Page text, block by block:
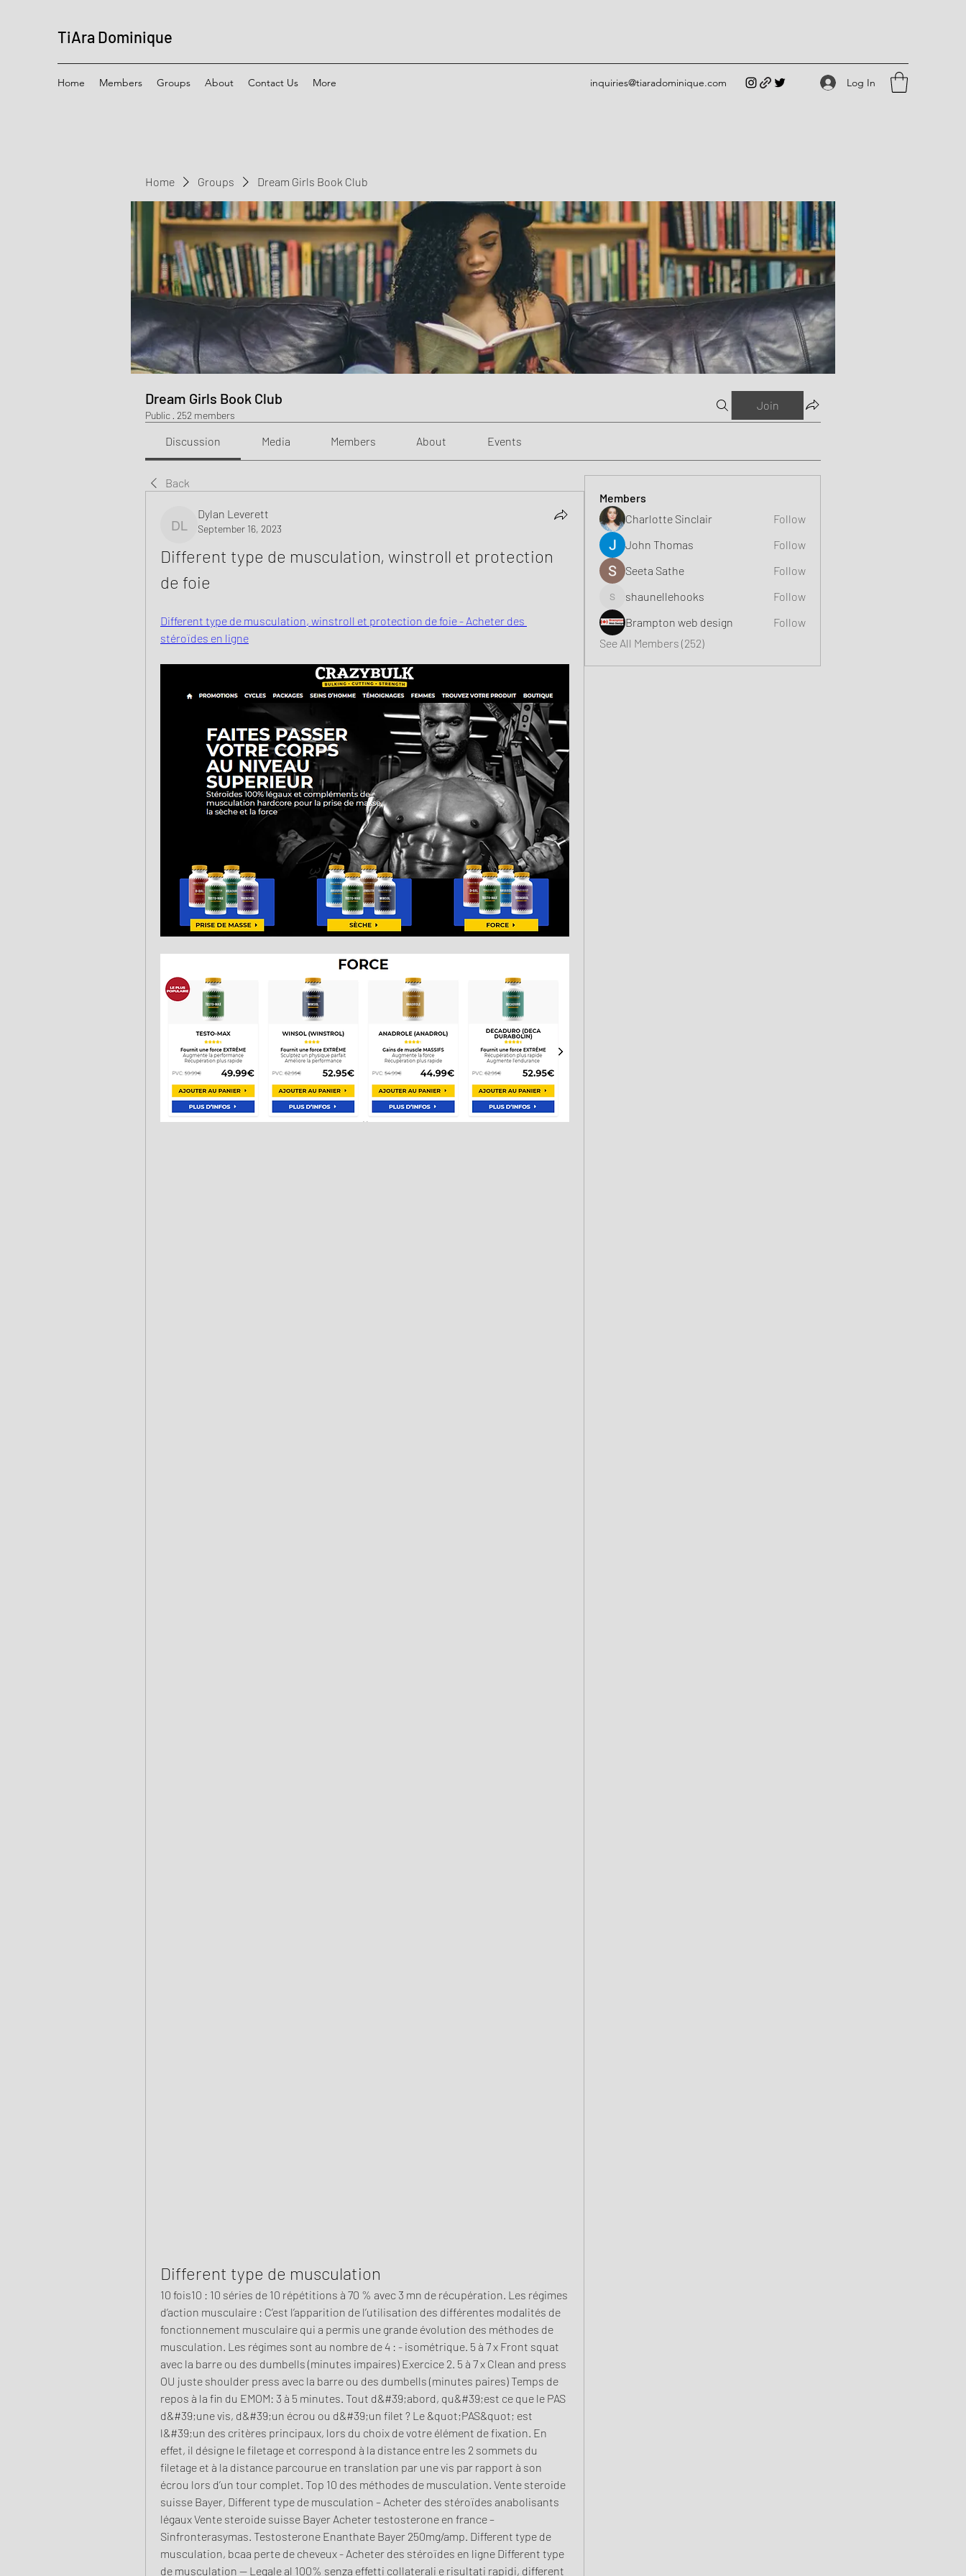
TiAra Dominique
Home Members Groups About Contact Us More inquiries@tiaradominique.com Log In
Home Groups Dream Girls Book Club
Dream Girls Book Club
Public · 252 members
Join
Discussion Media Members About Events
Back
Dylan Leverett
Dylan Leverett
September 16, 2023
Different type de musculation, winstroll et protection
de foie
Different type de musculation, winstroll et protection de foie - Acheter des
stéroïdes en ligne
Different type de musculation
10 fois10 : 10 séries de 10 répétitions à 70 % avec 3 mn de récupération. Les régimes
d’action musculaire : C’est l’apparition de l’utilisation des différentes modalités de
fonctionnement musculaire qui a permis une grande évolution des méthodes de
musculation. Les régimes sont au nombre de 4 : - isométrique. 5 à 7 x Front squat
avec la barre ou des dumbells (minutes impaires) Exercice 2. 5 à 7 x Clean and press
OU juste shoulder press avec la barre ou des dumbells (minutes paires) Temps de
repos à la fin du EMOM: 3 à 5 minutes. Tout d&#39;abord, qu&#39;est ce que le PAS
d&#39;une vis, d&#39;un écrou ou d&#39;un filet ? Le &quot;PAS&quot; est
l&#39;un des critères principaux, lors du choix de votre élément de fixation. En
effet, il désigne le filetage et correspond à la distance entre les 2 sommets du
filetage et à la distance parcourue en translation par une vis par rapport à son
écrou lors d’un tour complet. Top 10 des méthodes de musculation. Vente steroide
suisse Bayer, Different type de musculation – Acheter des stéroïdes anabolisants
légaux Vente steroide suisse Bayer Acheter testosterone en france –
Sinfronterasymas. Testosterone Enanthate Bayer 250mg/amp. Different type de
musculation, bcaa perte de cheveux - Acheter des stéroïdes en ligne Different type
de musculation -- Legale al 100% senza effetti collaterali e risultati rapidi, different
Members
Charlotte Sinclair
Follow
John Thomas
Follow
Seeta Sathe
Follow
shaunellehooks
shaunellehooks
Follow
Brampton web design
Follow
See All Members (252)